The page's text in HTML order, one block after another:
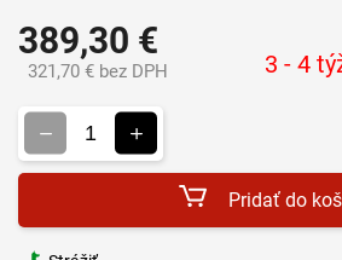
389,30 €
321,70 € bez DPH 3 - 4
Pridať do